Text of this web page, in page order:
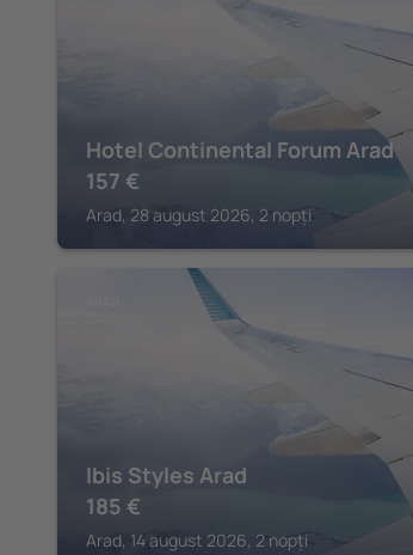
Hotel Continental Forum Arad
157 €
Arad, 28 august 2026, 2 nopți
Ibis Styles Arad
185 €
Arad, 14 august 2026, 2 nopți